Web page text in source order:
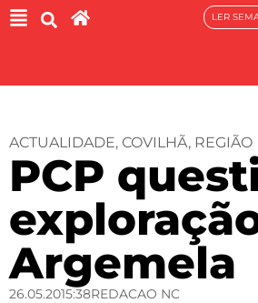
LER
ACTUALIDADE, COVILHÃ, REGIÃO
PCP
Argemela
26.05.2015:38REDACAO NC